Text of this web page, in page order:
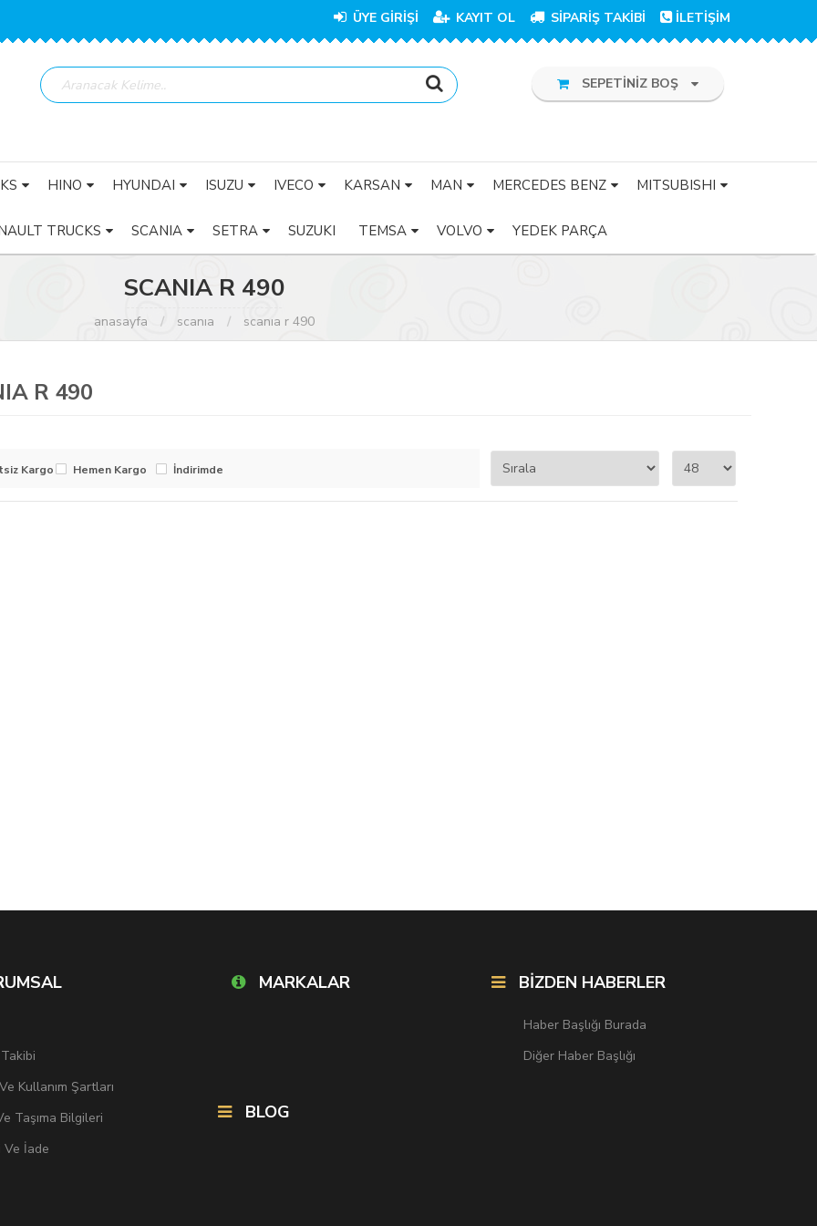
ÜYE GİRİŞİ KAYIT OL SİPARİŞ TAKİBİ İLETİŞİM
SEPETİNİZ BOŞ
HINO HYUNDAI ISUZU IVECO KARSAN MAN MERCEDES BENZ MITSUBISHI
TRUCKS SCANIA SETRA SUZUKI TEMSA VOLVO YEDEK PARÇA
SCANIA R 490
anasayfa scania scania r 490
R 490
Kargo Hemen Kargo İndirimde
Kullanım Şartları
Taşıma Bilgileri
Ve İade
MARKALAR BİZDEN HABERLER
Haber Başlığı Burada
Diğer Haber Başlığı
BLOG